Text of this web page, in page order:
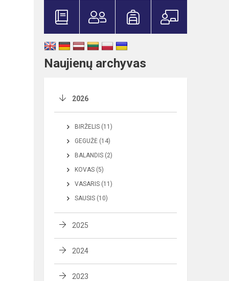
Naujienų archyvas
2026
BIRŽELIS (11)
GEGUŽĖ (14)
BALANDIS (2)
KOVAS (5)
VASARIS (11)
SAUSIS (10)
2025
2024
2023